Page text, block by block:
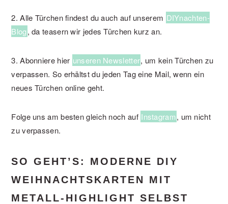
2. Alle Türchen findest du auch auf unserem DIYnachten-
Blog, da teasern wir jedes Türchen kurz an.
3. Abonniere hier unseren Newsletter, um kein Türchen zu
verpassen. So erhältst du jeden Tag eine Mail, wenn ein
neues Türchen online geht.
Folge uns am besten gleich noch auf Instagram, um nicht
zu verpassen.
SO GEHT’S: MODERNE DIY
WEIHNACHTSKARTEN MIT
METALL-HIGHLIGHT SELBST